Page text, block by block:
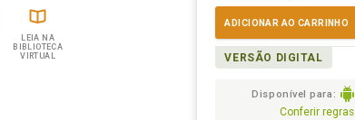
LEIA NA
BIBLIOTECA
VIRTUAL
ADICIONAR AO CARRINHO
VERSÃO DIGITAL
Disponível para:
Conferir regras